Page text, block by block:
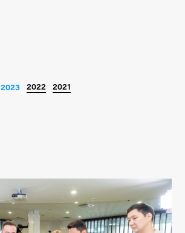
2023 2022 2021